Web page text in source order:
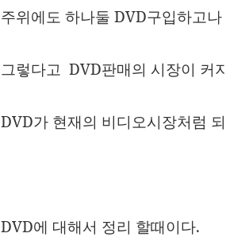
주위에도 하나둘 DVD구입하고
그렇다고 DVD판매의 시장이 커
DVD가 현재의 비디오시장처럼
DVD에 대해서 정리 할때이다.